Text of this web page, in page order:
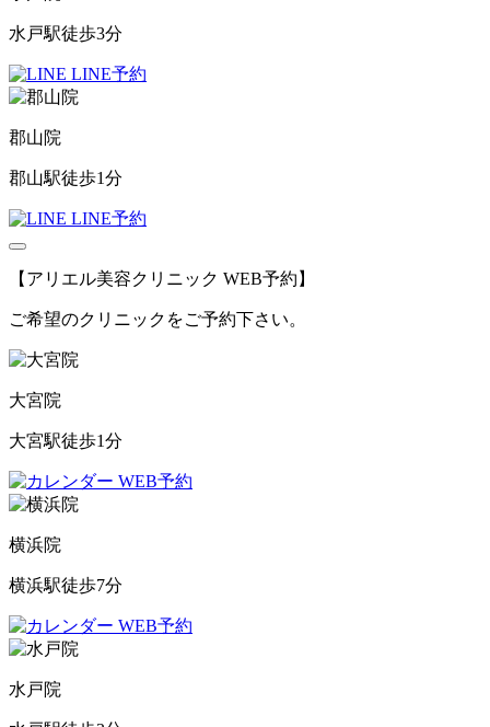
水戸駅徒歩3分
LINE予約
郡山院
郡山駅徒歩1分
LINE予約
【アリエル美容クリニック WEB予約】
ご希望のクリニックをご予約下さい。
大宮院
大宮駅徒歩1分
WEB予約
横浜院
横浜駅徒歩7分
WEB予約
水戸院